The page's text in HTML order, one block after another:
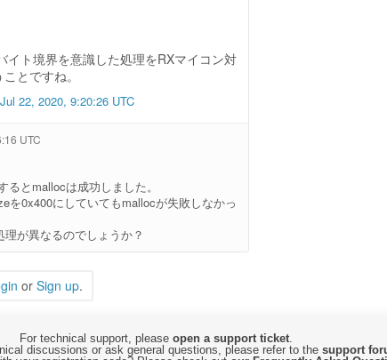
ト境界を意識した処理をRXマイコン対
とですね。
22, 2020, 9:20:26 UTC
UTC
とmallocは成功しました。
を0x400にしていてもmallocが失敗しなかっ
が異なるのでしょうか？
or Sign up.
For technical support, please open a support ticket.
discussions or ask general questions, please refer to the support